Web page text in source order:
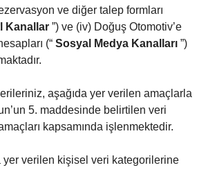
ve diğer talep formları
Kanallar ”) ve (iv) Doğuş Otomotiv’e
(“ Sosyal Medya Kanalları ”)
aşağıda yer verilen amaçlarla
5. maddesinde belirtilen veri
kapsamında işlenmektedir.
yer verilen kişisel veri kategorilerine